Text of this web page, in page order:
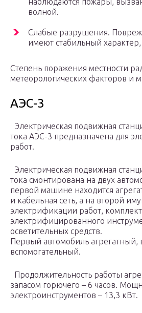
волной.
Слабые разрушения.
имеют стабильный характер,
Степень поражения местности
метеорологических факторов и
АЭС-3
Электрическая подвижная
тока АЭС-3 предназначена для
работ.
Электрическая подвижная
тока смонтирована на двух
первой машине находится
и кабельная сеть, а на второй
электрификации работ, комплект
электрифицированного
осветительных средств.
Первый автомобиль агрегатный,
вспомогательный.
Продолжительность работы
запасом горючего – 6 часов.
электроинструментов – 13,3 кВт.